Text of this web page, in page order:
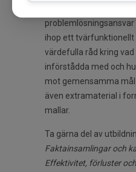
ihop ett
värdefulla råd kring
införstådda med och
mot gemensamma
även extramaterial i
mallar.
Ta gärna del av
Faktainsamlingar och
Effektivitet, förluster